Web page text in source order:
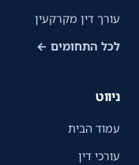
עורך דין מקרקעין
לכל התחומים ←
ניווט
עמוד הבית
עורכי דין